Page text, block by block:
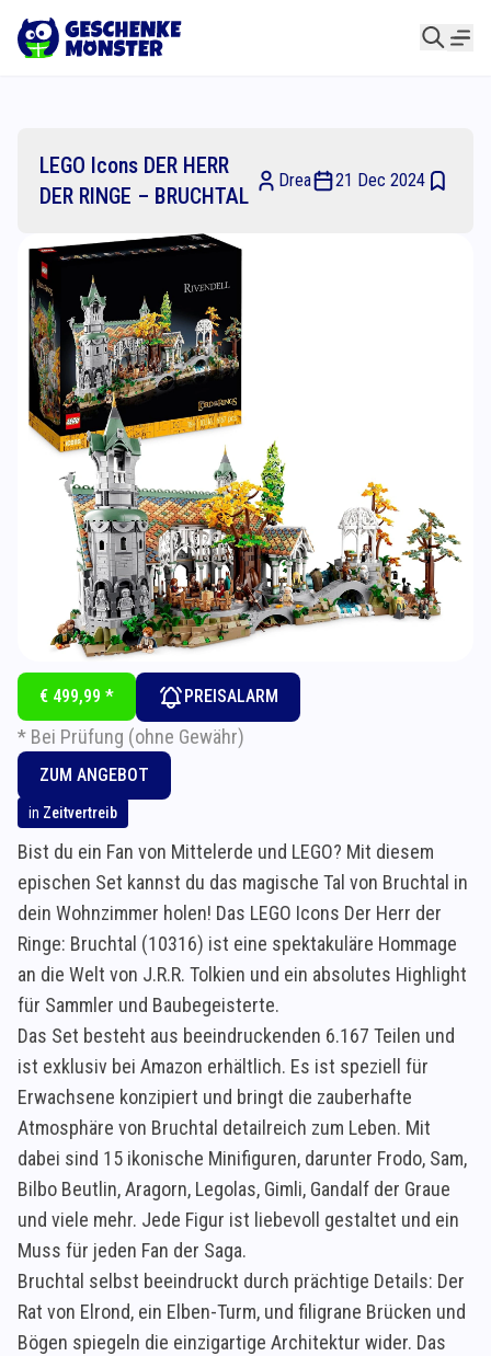
LEGO Icons DER HERR
DER RINGE – BRUCHTAL
Drea 21 Dec 2024
€ 499,99 * PREISALARM
* Bei Prüfung (ohne Gewähr)
ZUM ANGEBOT
in Zeitvertreib
Bist du ein Fan von Mittelerde und LEGO? Mit diesem
epischen Set kannst du das magische Tal von Bruchtal in
dein Wohnzimmer holen! Das LEGO Icons Der Herr der
Ringe: Bruchtal (10316) ist eine spektakuläre Hommage
an die Welt von J.R.R. Tolkien und ein absolutes Highlight
für Sammler und Baubegeisterte.
Das Set besteht aus beeindruckenden 6.167 Teilen und
ist exklusiv bei Amazon erhältlich. Es ist speziell für
Erwachsene konzipiert und bringt die zauberhafte
Atmosphäre von Bruchtal detailreich zum Leben. Mit
dabei sind 15 ikonische Minifiguren, darunter Frodo, Sam,
Bilbo Beutlin, Aragorn, Legolas, Gimli, Gandalf der Graue
und viele mehr. Jede Figur ist liebevoll gestaltet und ein
Muss für jeden Fan der Saga.
Bruchtal selbst beeindruckt durch prächtige Details: Der
Rat von Elrond, ein Elben-Turm, und filigrane Brücken und
Bögen spiegeln die einzigartige Architektur wider. Das